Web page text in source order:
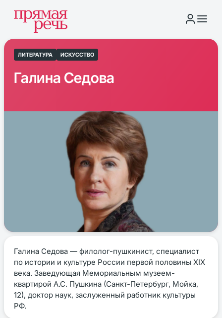
ЛИТЕРАТУРА ИСКУССТВО
Галина Седова
Галина Седова — филолог-пушкинист, специалист
по истории и культуре России первой половины XIX
века. Заведующая Мемориальным музеем-
квартирой А.С. Пушкина (Санкт-Петербург, Мойка,
12), доктор наук, заслуженный работник культуры
РФ.